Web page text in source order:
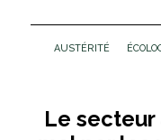
AUSTÉRITÉ
Le